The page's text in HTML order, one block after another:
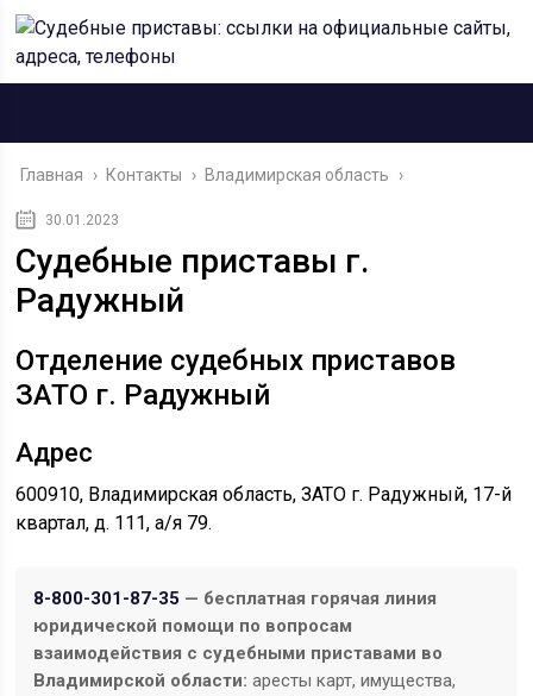
Главная › Контакты › Владимирская область ›
30.01.2023
Судебные приставы г.
Радужный
Отделение судебных приставов
ЗАТО г. Радужный
Адрес
600910, Владимирская область, ЗАТО г. Радужный, 17-й
квартал, д. 111, а/я 79.
8-800-301-87-35 — бесплатная горячая линия
юридической помощи по вопросам
взаимодействия с судебными приставами во
Владимирской области: аресты карт, имущества,